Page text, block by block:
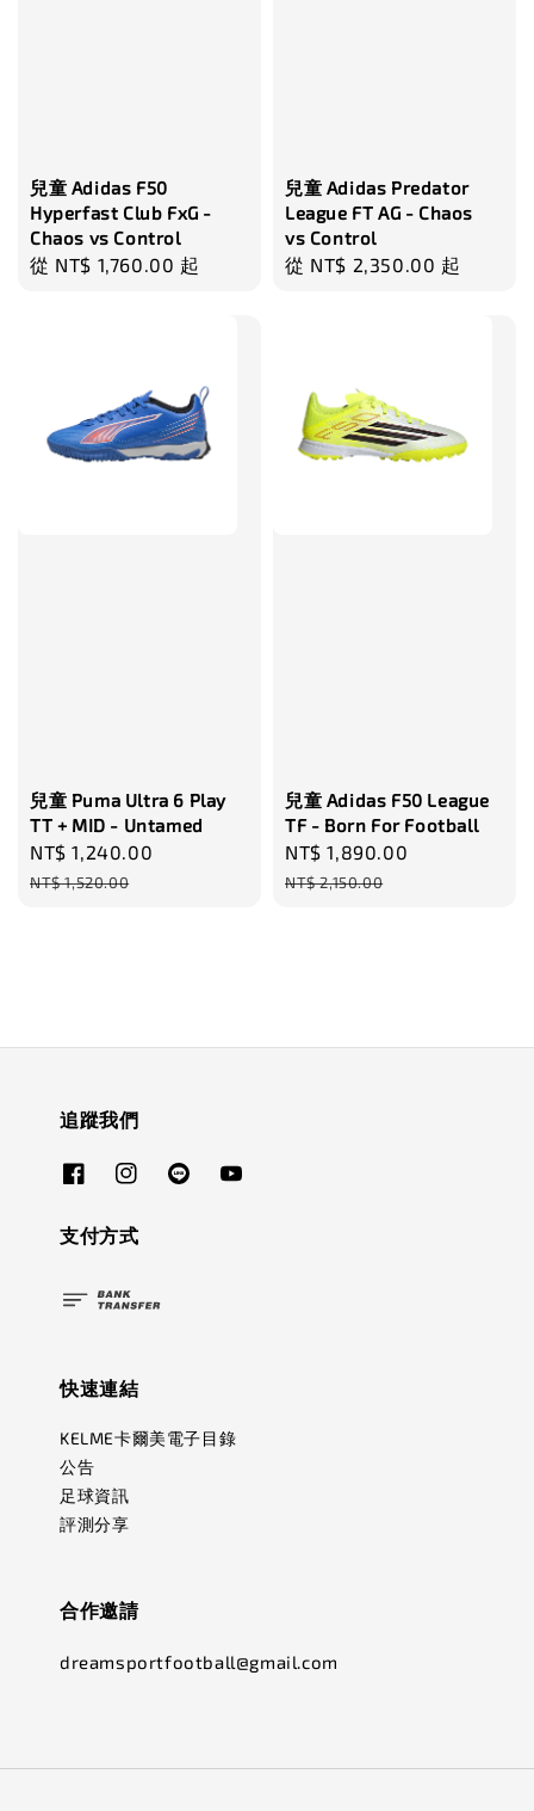
兒童 Adidas F50
Hyperfast Club FxG -
Chaos vs Control
Regular
從 NT$ 1,760.00 起
兒童 Adidas Predator
League FT AG - Chaos
vs Control
Regular
從 NT$ 2,350.00 起
兒童 Puma Ultra 6 Play
TT + MID - Untamed
Sale
price
NT$ 1,240.00
NT$ 1,520.00
兒童 Adidas F50 League
TF - Born For Football
Sale
price
NT$ 1,890.00
NT$ 2,150.00
追蹤我們
支付方式
快速連結
KELME卡爾美電子目錄
公告
足球資訊
評測分享
合作邀請
dreamsportfootball@gmail.com